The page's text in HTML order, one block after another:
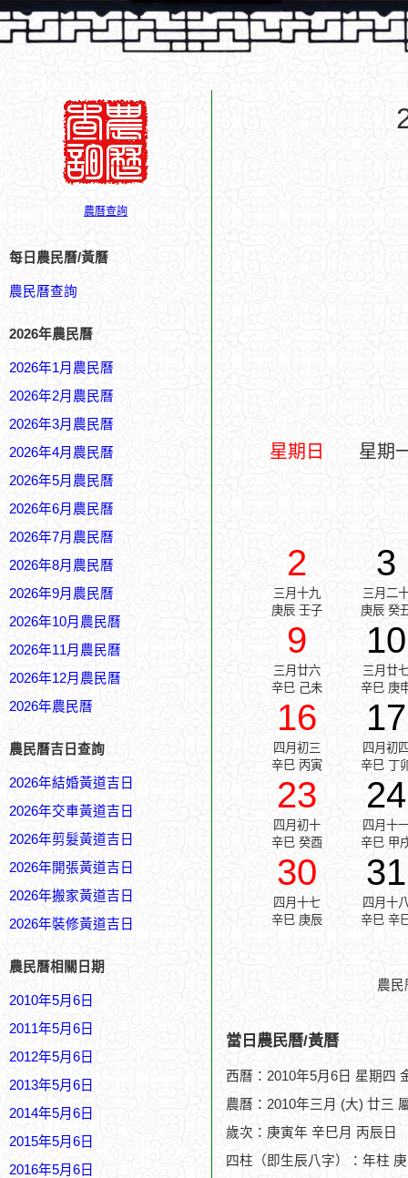
農曆查詢
每日農民曆/黃曆
農民曆查詢
2026年農民曆
2026年1月農民曆
2026年2月農民曆
2026年3月農民曆
2026年4月農民曆
2026年5月農民曆
2026年6月農民曆
2026年7月農民曆
2026年8月農民曆
2026年9月農民曆
2026年10月農民曆
2026年11月農民曆
2026年12月農民曆
2026年農民曆
農民曆吉日查詢
2026年結婚黃道吉日
2026年交車黃道吉日
2026年剪髮黃道吉日
2026年開張黃道吉日
2026年搬家黃道吉日
2026年裝修黃道吉日
農民曆相關日期
2010年5月6日
2011年5月6日
2012年5月6日
2013年5月6日
2014年5月6日
2015年5月6日
2016年5月6日
星期日 星期
2
三月十九
庚辰 壬子
3
三月二
庚辰 癸
9
三月廿六
辛巳 己未
10
三月廿
辛巳 庚
16
四月初三
辛巳 丙寅
17
四月初
辛巳 丁
23
四月初十
辛巳 癸酉
24
四月十
辛巳 甲
30
四月十七
辛巳 庚辰
31
四月十
辛巳 辛
農
當日農民曆/黃曆
西曆：2010年5月6日 星期四
農曆：2010年三月 (大) 廿三
歲次：庚寅年 辛巳月 丙辰日
四柱（即生辰八字）：年柱